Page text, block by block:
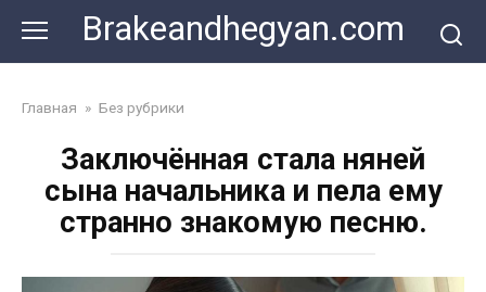
content
Brakeandhegyan.com
Главная » Без рубрики
Заключённая стала няней
сына начальника и пела ему
странно знакомую песню.